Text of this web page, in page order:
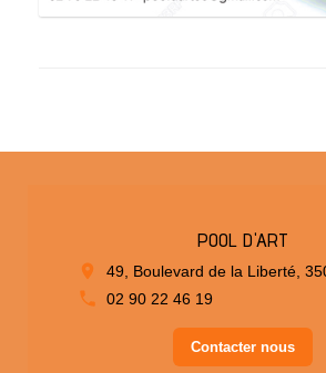
POOL D'ART
49, Boulevard de la Liberté,
02 90 22 46 19
Contacter nous